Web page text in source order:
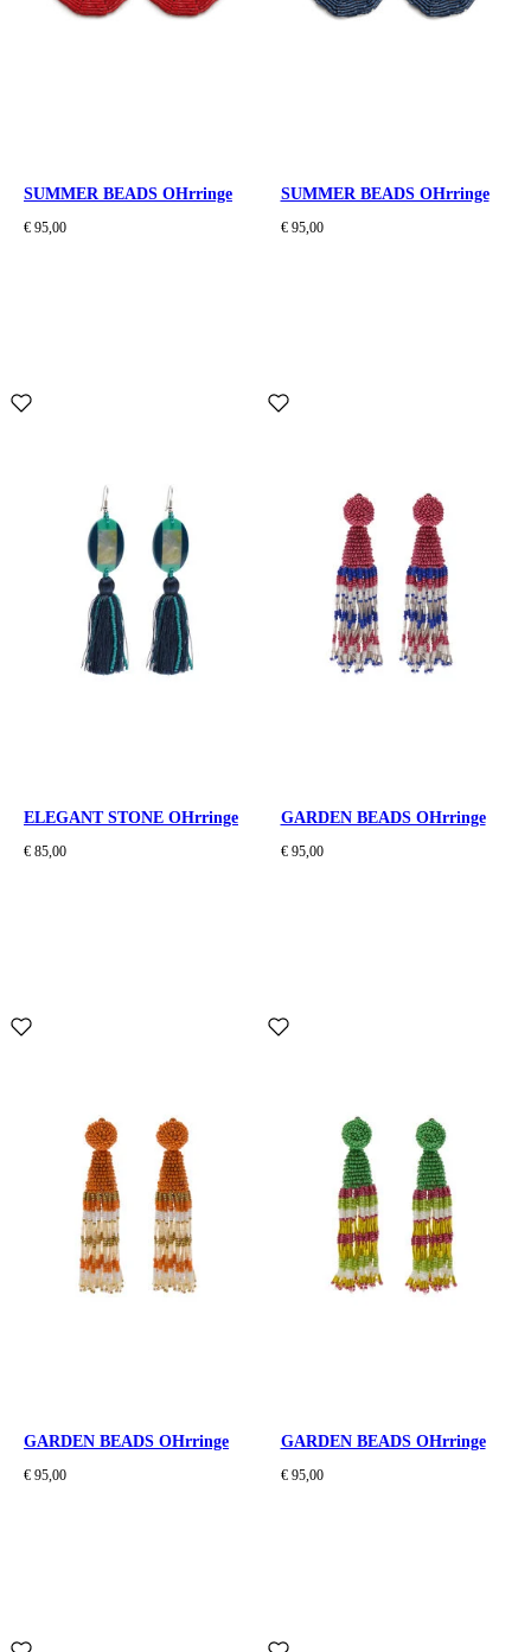
SUMMER BEADS OHrringe
€ 95,00
SUMMER BEADS OHrringe
€ 95,00
ELEGANT STONE OHrringe
€ 85,00
GARDEN BEADS OHrringe
€ 95,00
GARDEN BEADS OHrringe
€ 95,00
GARDEN BEADS OHrringe
€ 95,00